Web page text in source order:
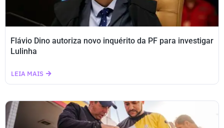
Flávio Dino autoriza novo inquérito da PF para investigar
Lulinha
LEIA MAIS